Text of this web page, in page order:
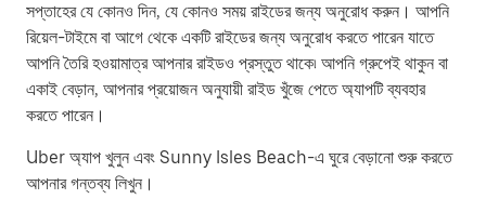
সপ্তাহের যে কোনও দিন, যে কোনও সময় রাইডের জন্য অনুরোধ করুন। আপনি
রিয়েল-টাইমে বা আগে থেকে একটি রাইডের জন্য অনুরোধ করতে পারেন যাতে
আপনি তৈরি হওয়ামাত্র আপনার রাইডও প্রস্তুত থাকে৷ আপনি গ্রুপেই থাকুন বা
একাই বেড়ান, আপনার প্রয়োজন অনুযায়ী রাইড খুঁজে পেতে অ্যাপটি ব্যবহার
করতে পারেন।
Uber অ্যাপ খুলুন এবং Sunny Isles Beach-এ ঘুরে বেড়ানো শুরু করতে
আপনার গন্তব্য লিখুন।